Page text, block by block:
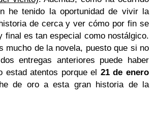
he tenido la oportunidad de vivir la
de cerca y ver cómo por fin se
final es tan especial como nostálgico.
mucho de la novela, puesto que si no
entregas anteriores puede haber
estad atentos porque el 21 de enero
de oro a esta gran historia de la